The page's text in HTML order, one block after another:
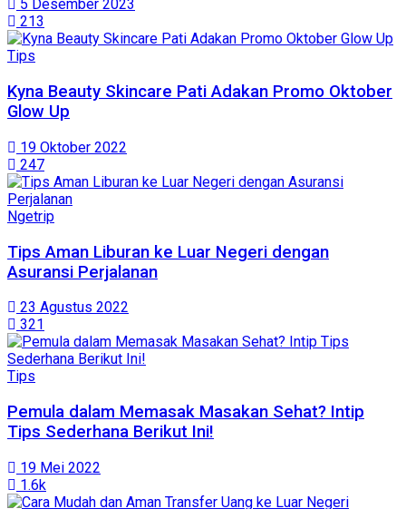
5 Desember 2023
213
Tips
Kyna Beauty Skincare Pati Adakan Promo Oktober
Glow Up
19 Oktober 2022
247
Ngetrip
Tips Aman Liburan ke Luar Negeri dengan
Asuransi Perjalanan
23 Agustus 2022
321
Tips
Pemula dalam Memasak Masakan Sehat? Intip
Tips Sederhana Berikut Ini!
19 Mei 2022
1.6k